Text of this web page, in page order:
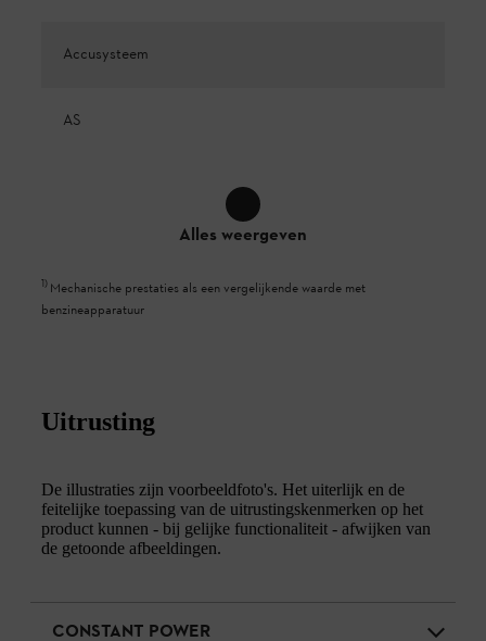
Accusysteem
AS
Alles weergeven
1) Mechanische prestaties als een vergelijkende waarde met
benzineapparatuur
Uitrusting
De illustraties zijn voorbeeldfoto's. Het uiterlijk en de
feitelijke toepassing van de uitrustingskenmerken op het
product kunnen - bij gelijke functionaliteit - afwijken van
de getoonde afbeeldingen.
CONSTANT POWER